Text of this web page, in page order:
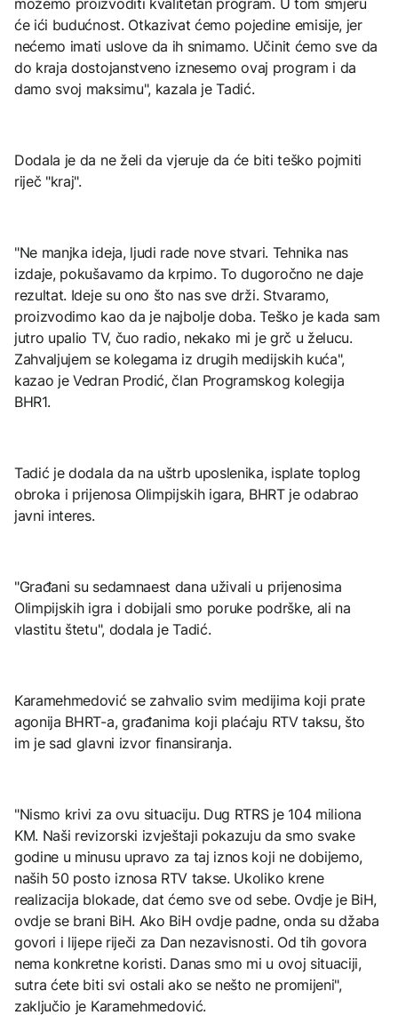
će ići budućnost. Otkazivat ćemo pojedine emisije, jer
nećemo imati uslove da ih snimamo. Učinit ćemo sve da
do kraja dostojanstveno iznesemo ovaj program i da
damo svoj maksimu", kazala je Tadić.
Dodala je da ne želi da vjeruje da će biti teško pojmiti
riječ "kraj".
"Ne manjka ideja, ljudi rade nove stvari. Tehnika nas
izdaje, pokušavamo da krpimo. To dugoročno ne daje
rezultat. Ideje su ono što nas sve drži. Stvaramo,
proizvodimo kao da je najbolje doba. Teško je kada sam
jutro upalio TV, čuo radio, nekako mi je grč u želucu.
Zahvaljujem se kolegama iz drugih medijskih kuća",
kazao je Vedran Prodić, član Programskog kolegija
BHR1.
Tadić je dodala da na uštrb uposlenika, isplate toplog
obroka i prijenosa Olimpijskih igara, BHRT je odabrao
javni interes.
"Građani su sedamnaest dana uživali u prijenosima
Olimpijskih igra i dobijali smo poruke podrške, ali na
vlastitu štetu", dodala je Tadić.
Karamehmedović se zahvalio svim medijima koji prate
agonija BHRT-a, građanima koji plaćaju RTV taksu, što
im je sad glavni izvor finansiranja.
"Nismo krivi za ovu situaciju. Dug RTRS je 104 miliona
KM. Naši revizorski izvještaji pokazuju da smo svake
godine u minusu upravo za taj iznos koji ne dobijemo,
naših 50 posto iznosa RTV takse. Ukoliko krene
realizacija blokade, dat ćemo sve od sebe. Ovdje je BiH,
ovdje se brani BiH. Ako BiH ovdje padne, onda su džaba
govori i lijepe riječi za Dan nezavisnosti. Od tih govora
nema konkretne koristi. Danas smo mi u ovoj situaciji,
sutra ćete biti svi ostali ako se nešto ne promijeni",
zaključio je Karamehmedović.